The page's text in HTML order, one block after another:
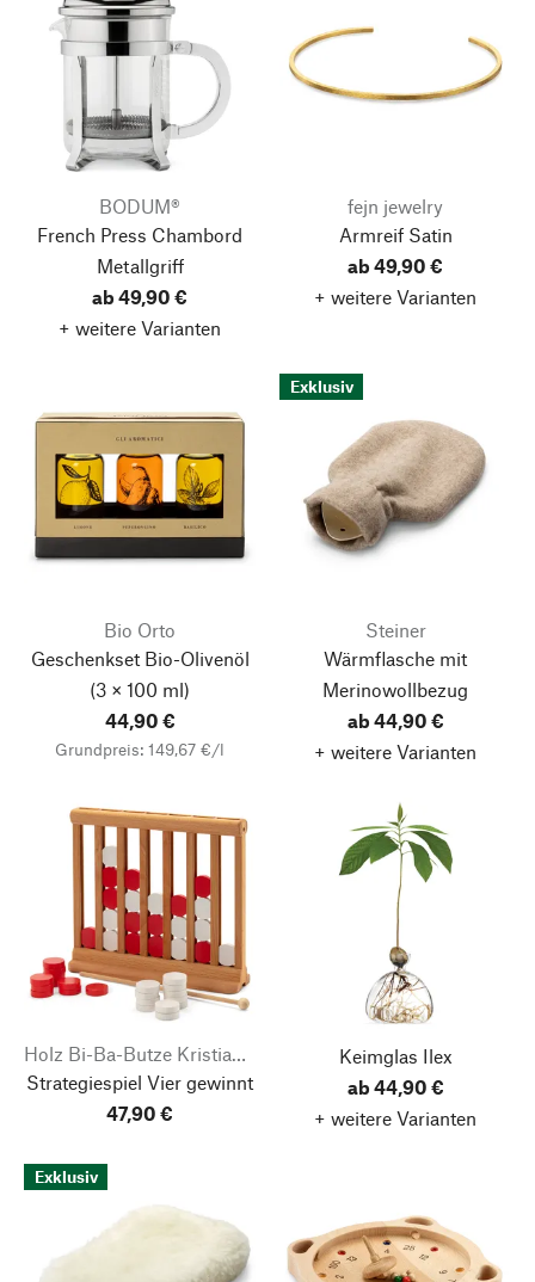
BODUM®
French Press Chambord
Metallgriff
ab 49,90 €
+ weitere Varianten
fejn jewelry
Armreif Satin
ab 49,90 €
+ weitere Varianten
Bio Orto
Geschenkset Bio-Olivenöl
(3 × 100 ml)
44,90 €
Grundpreis: 149,67 €/l
Exklusiv
Steiner
Wärmflasche mit
Merinowollbezug
ab 44,90 €
+ weitere Varianten
Holz Bi-Ba-Butze Kristian Finken
Strategiespiel Vier gewinnt
47,90 €
Keimglas Ilex
ab 44,90 €
+ weitere Varianten
Exklusiv